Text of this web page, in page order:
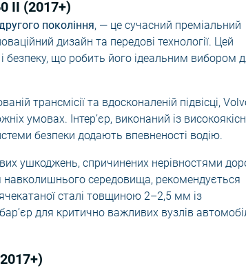
II (2017+)
покоління, — це сучасний преміальний
дизайн та передові технології. Цей
безпеку, що робить його ідеальним вибором
трансмісії та вдосконаленій підвісці,
умовах. Інтер’єр, виконаний із
безпеки додають впевненості водію.
ушкоджень, спричинених нерівностями
середовища, рекомендується
сталі товщиною 2–2,5 мм із
для критично важливих вузлів